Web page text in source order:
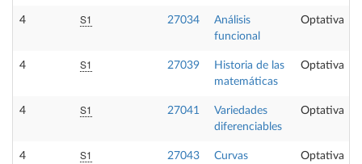
4 S1 27034
Análisis
funcional
Optativa
4 S1 27039
Historia de las
matemáticas
Optativa
4 S1 27041
Variedades
diferenciables
Optativa
4 S1 27043
Curvas
Optativa